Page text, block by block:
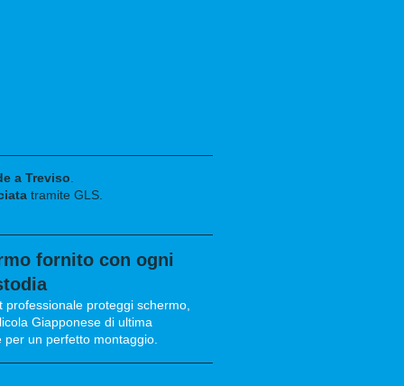
a Treviso
tramite GLS
fornito con ogni
proteggi schermo,
Giapponese di ultima
un perfetto montaggio.